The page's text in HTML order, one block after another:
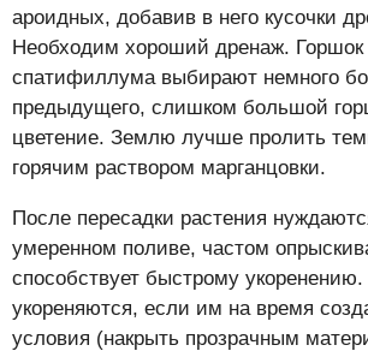
ароидных, добавив в него кусочки
Необходим хороший дренаж. Горшок
спатифиллума выбирают немного
предыдущего, слишком большой
цветение. Землю лучше пролить
горячим раствором марганцовки.
После пересадки растения
умеренном поливе, частом
способствует быстрому
укореняются, если им на время
условия (накрыть прозрачным